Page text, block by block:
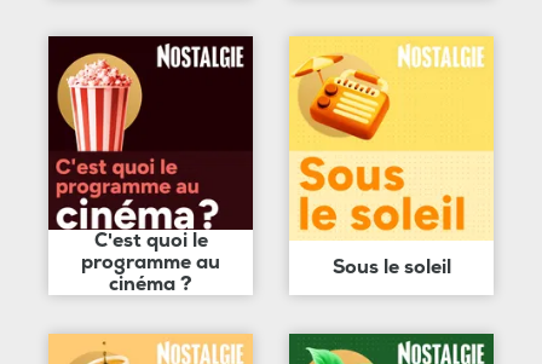
C'est quoi le
programme au
cinéma ?
Sous le soleil